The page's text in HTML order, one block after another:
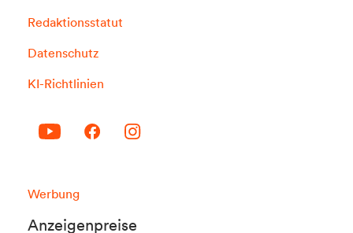
Redaktionsstatut
Datenschutz
KI-Richtlinien
Werbung
Anzeigenpreise